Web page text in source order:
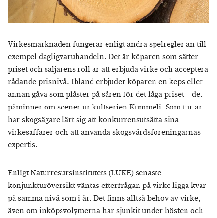
Virkesmarknaden fungerar enligt andra spelregler än till
exempel dagligvaruhandeln. Det är köparen som sätter
priset och säljarens roll är att erbjuda virke och acceptera
rådande prisnivå. Ibland erbjuder köparen en keps eller
annan gåva som plåster på såren för det låga priset – det
påminner om scener ur kultserien Kummeli. Som tur är
har skogsägare lärt sig att konkurrensutsätta sina
virkesaffärer och att använda skogsvårdsföreningarnas
expertis.
Enligt Naturresursinstitutets (LUKE) senaste
konjunkturöversikt väntas efterfrågan på virke ligga kvar
på samma nivå som i år. Det finns alltså behov av virke,
även om inköpsvolymerna har sjunkit under hösten och